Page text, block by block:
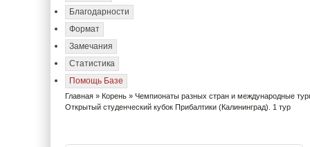
Благодарности
Формат
Замечания
Статистика
Помощь Базе
Главная » Корень » Чемпионаты разных стран и международные
Открытый студенческий кубок Прибалтики (Калининград). 1 тур